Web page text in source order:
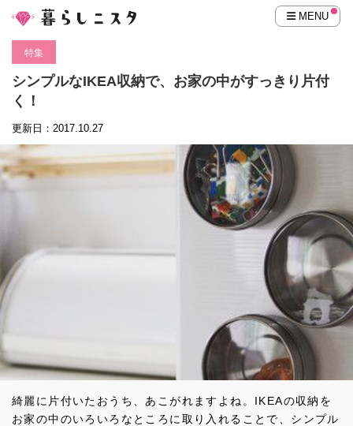
MENU
特集
シンプルなIKEA収納で、お家の中がすっきり片付
く！
更新日：2017.10.27
綺麗に片付いたおうち、あこがれますよね。IKEAの収納を
お家の中のいろいろなところに取り入れることで、シンプル